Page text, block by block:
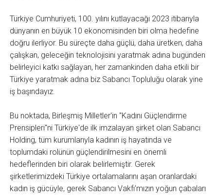
Türkiye Cumhuriyeti, 100. yılını kutlayacağı 2023 itibarıyla
dünyanın en büyük 10 ekonomisinden biri olma hedefine
doğru ilerliyor. Bu süreçte daha güçlü, daha üretken, daha
çalışkan, geleceğin teknolojisini yaratmak adına bugünden
belirleyici katkı sağlayan, her zamankinden daha etkili bir
Türkiye yaratmak adına biz Sabancı Topluluğu olarak yine
iş başındayız.
Bu noktada, Birleşmiş Milletler'in "Kadını Güçlendirme
Prensipleri"ni Türkiye'de ilk imzalayan şirket olan Sabancı
Holding, tüm kurumlarıyla kadının iş hayatında ve
toplumdaki rolünün güçlendirilmesini en önemli
hedeflerinden biri olarak belirlemiştir. Gerek
şirketlerimizdeki Türkiye ortalamalarını aşan oranlardaki
kadın iş gücüyle, gerek Sabancı Vakfı'mızın yoğun çabaları